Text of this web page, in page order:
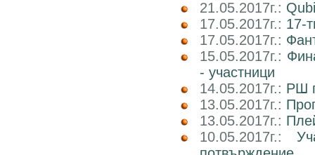
21.05.2017г.:
17.05.2017г.: 17-
17.05.2017г.:
15.05.2017г.:
- участници
14.05.2017г.: РШ
13.05.2017г.:
13.05.2017г.:
10.05.2017г.: